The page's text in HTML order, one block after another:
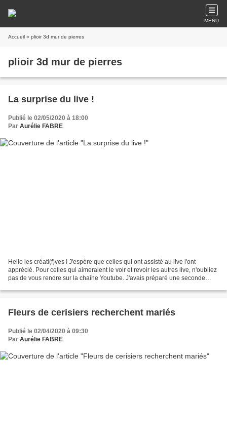
MENU
Accueil » plioir 3d mur de pierres
plioir 3d mur de pierres
La surprise du live !
Publié le 02/05/2020 à 18:00
Par Aurélie FABRE
Hello les créati(f)ves ! J'espère que celles qui ont assisté au live l'ont
apprécié. Pour celles qui aimeraient le voir et revoir les autres live, n'oubliez
pas de vous rendre sur la chaîne Youtube. J'avais préparé une seconde
Fleurs de cerisiers recherchent mariés
Publié le 02/04/2020 à 09:30
Par Aurélie FABRE